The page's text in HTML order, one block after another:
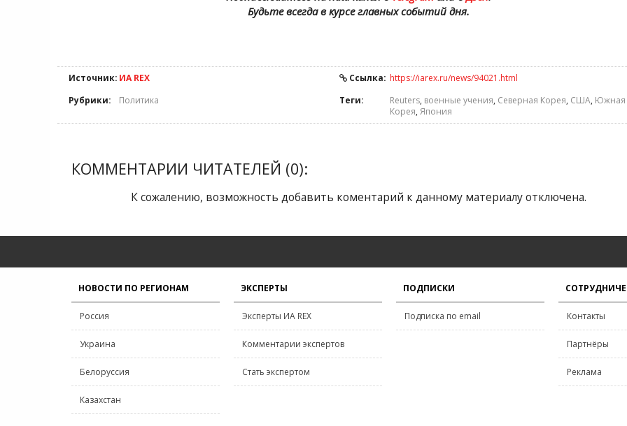
Будьте всегда в курсе главных событий дня.
Источник: ИА REX Ссылка: https://iarex.ru/news/94021.html
Рубрики:
Политика Теги: Reuters, военные учения, Северная Корея, США, Южная
Корея, Япония
КОММЕНТАРИИ ЧИТАТЕЛЕЙ (0):
К сожалению, возможность добавить коментарий к данному материалу отключена.
НОВОСТИ ПО РЕГИОНАМ
Россия
Украина
Белоруссия
Казахстан
ЭКСПЕРТЫ
Эксперты ИА REX
Комментарии экспертов
Стать экспертом
ПОДПИСКИ
Подписка по email Контакты
Партнёры
Реклама